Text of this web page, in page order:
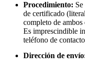
Procedimiento:
de certificado
completo de
Es imprescindible
teléfono de
Dirección de